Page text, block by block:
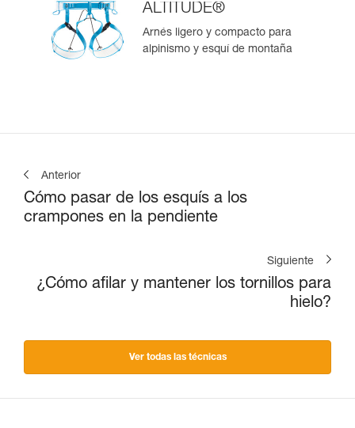
ALTITUDE®
Arnés ligero y compacto para
alpinismo y esquí de montaña
Anterior
Cómo pasar de los esquís a los
crampones en la pendiente
Siguiente
¿Cómo afilar y mantener los tornillos para
hielo?
Ver todas las técnicas